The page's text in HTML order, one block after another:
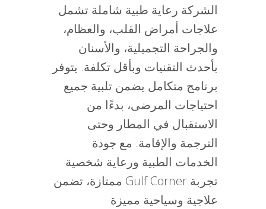
الشركة رعاية طبية شاملة تشمل
علاجات أمراض القلب، والعظام،
والجراحة التجميلية، والأسنان
بأحدث التقنيات وبأقل تكلفة. يتوفر
برنامج متكامل يضمن تلبية جميع
احتياجات المرضى، بدءًا من
الاستقبال في المطار وحتى
الترجمة والإقامة. مع جودة
الخدمات الطبية ورعاية شخصية
ممتازة، تضمن Gulf Corner تجربة
علاجية وسياحية مميزة